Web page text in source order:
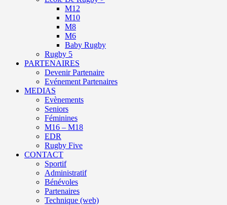
M12
M10
M8
M6
Baby Rugby
Rugby 5
PARTENAIRES
Devenir Partenaire
Evénement Partenaires
MEDIAS
Evènements
Seniors
Féminines
M16 – M18
EDR
Rugby Five
CONTACT
Sportif
Administratif
Bénévoles
Partenaires
Technique (web)